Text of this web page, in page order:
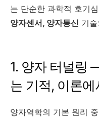
는 단순한 과학적 호기
양자센서, 양자통신 기
1. 양자 터널링
는 기적, 이론
양자역학의 기본 원리